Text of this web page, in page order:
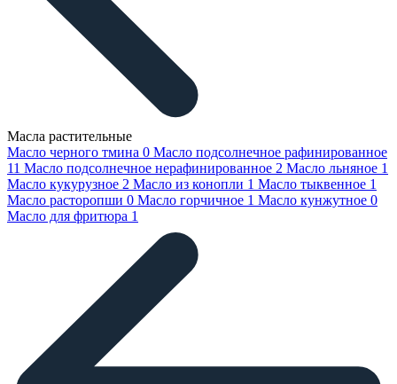
Масла растительные
Масло черного тмина 0 Масло подсолнечное рафинированное
11 Масло подсолнечное нерафинированное 2 Масло льняное 1
Масло кукурузное 2 Масло из конопли 1 Масло тыквенное 1
Масло расторопши 0 Масло горчичное 1 Масло кунжутное 0
Масло для фритюра 1